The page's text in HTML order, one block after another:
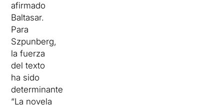
afirmado
Baltasar.
Para
Szpunberg,
la fuerza
del texto
ha sido
determinante:
“La novela